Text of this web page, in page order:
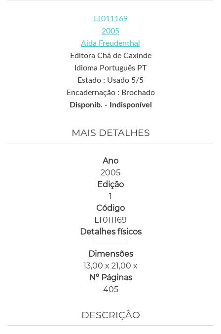
LT011169
2005
Aida Freudenthal
Editora Chá de Caxinde
Idioma Português PT
Estado : Usado 5/5
Encadernação : Brochado
Disponib. -
Indisponível
MAIS DETALHES
Ano
2005
Edição
1
Código
LT011169
Detalhes físicos
Dimensões
13,00 x 21,00 x
Nº Páginas
405
DESCRIÇÃO